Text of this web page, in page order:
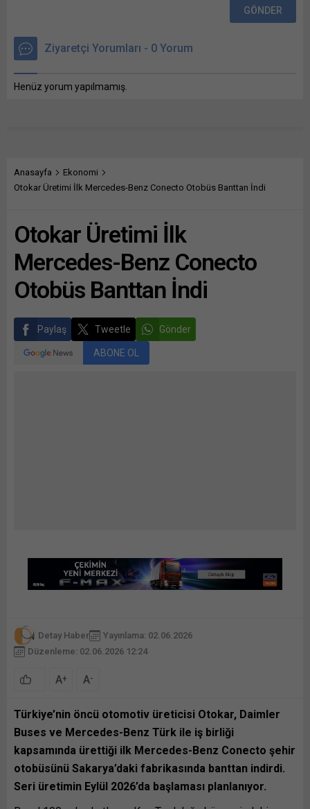
Ziyaretçi Yorumları - 0 Yorum
Henüz yorum yapılmamış.
Anasayfa
Ekonomi
Otokar Üretimi İlk Mercedes-Benz Conecto Otobüs Banttan İndi
Otokar Üretimi İlk
Mercedes-Benz Conecto
Otobüs Banttan İndi
Paylaş Tweetle Gönder
ABONE OL
Detay Haber
Yayınlama: 02.06.2026
Düzenleme: 02.06.2026 12:24
A+ A-
Türkiye’nin öncü otomotiv üreticisi Otokar, Daimler
Buses ve Mercedes-Benz Türk ile iş birliği
kapsamında ürettiği ilk Mercedes-Benz Conecto şehir
otobüsünü Sakarya’daki fabrikasında banttan indirdi.
Seri üretimin Eylül 2026’da başlaması planlanıyor.